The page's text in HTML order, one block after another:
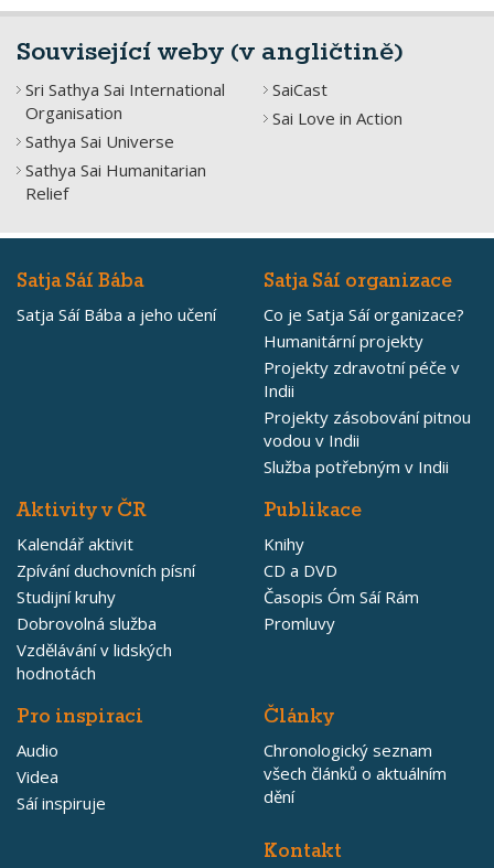
Související weby (v angličtině)
Sri Sathya Sai International
Organisation
Sathya Sai Universe
Sathya Sai Humanitarian
Relief
SaiCast
Sai Love in Action
Satja Sáí Bába
Satja Sáí Bába a jeho učení
Satja Sáí organizace
Co je Satja Sáí organizace?
Humanitární projekty
Projekty zdravotní péče v
Indii
Projekty zásobování pitnou
vodou v Indii
Služba potřebným v Indii
Aktivity v ČR
Kalendář aktivit
Zpívání duchovních písní
Studijní kruhy
Dobrovolná služba
Vzdělávání v lidských
hodnotách
Publikace
Knihy
CD a DVD
Časopis Óm Sáí Rám
Promluvy
Pro inspiraci
Audio
Videa
Sáí inspiruje
Články
Chronologický seznam
všech článků o aktuálním
dění
Kontakt